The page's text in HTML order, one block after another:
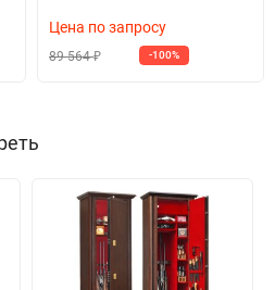
Цена по запросу
89 564₽ -100%